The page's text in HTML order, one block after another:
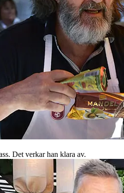
Det verkar han klara av.